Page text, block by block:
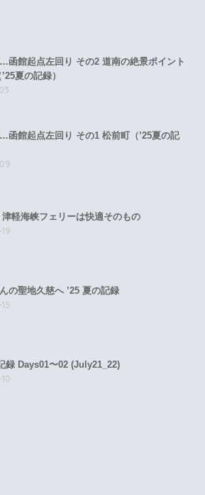
函館起点左回り その2 道南の絶景ポイント
夏の記録）
函館起点左回り その1 松前町（’25夏の記
軽海峡フェリーは快適そのもの
の聖地久慈へ ’25 夏の記録
録 Days01〜02 (July21_22)